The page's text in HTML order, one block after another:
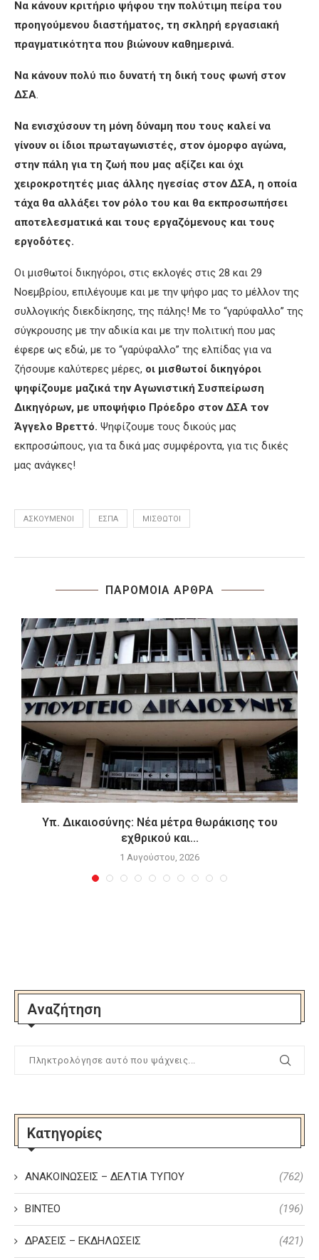
Να κάνουν κριτήριο ψήφου την πολύτιμη πείρα του
προηγούμενου διαστήματος, τη σκληρή εργασιακή
πραγματικότητα που βιώνουν καθημερινά.
Να κάνουν πολύ πιο δυνατή τη δική τους φωνή στον
ΔΣΑ.
Να ενισχύσουν τη μόνη δύναμη που τους καλεί να
γίνουν οι ίδιοι πρωταγωνιστές, στον όμορφο αγώνα,
στην πάλη για τη ζωή που μας αξίζει και όχι
χειροκροτητές μιας άλλης ηγεσίας στον ΔΣΑ, η οποία
τάχα θα αλλάξει τον ρόλο του και θα εκπροσωπήσει
αποτελεσματικά και τους εργαζόμενους και τους
εργοδότες.
Οι μισθωτοί δικηγόροι, στις εκλογές στις 28 και 29
Νοεμβρίου, επιλέγουμε και με την ψήφο μας το μέλλον της
συλλογικής διεκδίκησης, της πάλης! Με το “γαρύφαλλο” της
σύγκρουσης με την αδικία και με την πολιτική που μας
έφερε ως εδώ, με το “γαρύφαλλο” της ελπίδας για να
ζήσουμε καλύτερες μέρες, οι μισθωτοί δικηγόροι
ψηφίζουμε μαζικά την Αγωνιστική Συσπείρωση
Δικηγόρων, με υποψήφιο Πρόεδρο στον ΔΣΑ τον
Άγγελο Βρεττό. Ψηφίζουμε τους δικούς μας
εκπροσώπους, για τα δικά μας συμφέροντα, για τις δικές
μας ανάγκες!
ΑΣΚΟΎΜΕΝΟΙ ΕΣΠΑ ΜΙΣΘΩΤΟΊ
ΠΑΡΟΜΟΙΑ ΑΡΘΡΑ
Υπ. Δικαιοσύνης: Νέα μέτρα θωράκισης του
εχθρικού και...
1 Αυγούστου, 2026
Αναζήτηση
Κατηγορίες
ΑΝΑΚΟΙΝΩΣΕΙΣ – ΔΕΛΤΙΑ ΤΥΠΟΥ (762)
ΒΙΝΤΕΟ (196)
ΔΡΑΣΕΙΣ – ΕΚΔΗΛΩΣΕΙΣ (421)